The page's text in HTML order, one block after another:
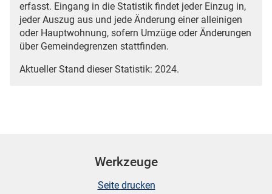
erfasst. Eingang in die Statistik findet jeder Einzug in,
jeder Auszug aus und jede Änderung einer alleinigen
oder Hauptwohnung, sofern Umzüge oder Änderungen
über Gemeindegrenzen stattfinden.
Aktueller Stand dieser Statistik: 2024.
Werkzeuge
Seite drucken